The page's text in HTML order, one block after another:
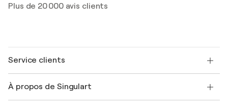
Plus de 20 000 avis clients
Service clients
Expédition
À propos de Singulart